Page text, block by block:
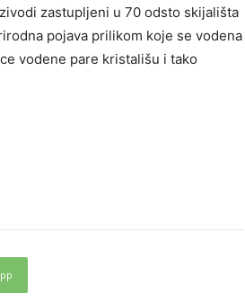
zastupljeni u 70 odsto skijališta
pojava prilikom koje se vodena
vodene pare kristališu i tako